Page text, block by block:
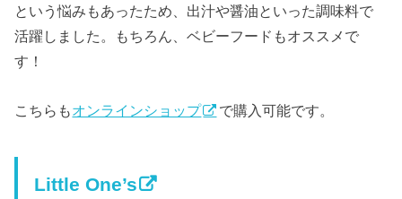
という悩みもあったため、出汁や醤油といった調味料で
活躍しました。もちろん、ベビーフードもオススメで
す！
こちらもオンラインショップ で購入可能です。
Little One’s